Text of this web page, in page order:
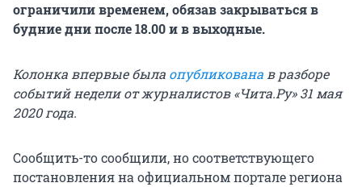
ограничили временем, обязав закрываться в
будние дни после 18.00 и в выходные.
Колонка впервые была опубликована в разборе
событий недели от журналистов «Чита.Ру» 31 мая
2020 года.
Сообщить-то сообщили, но соответствующего
постановления на официальном портале региона